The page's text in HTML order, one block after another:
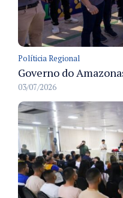
Políticia Regional
03/07/2026